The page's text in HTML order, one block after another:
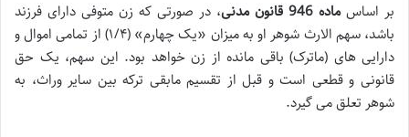
بر اساسماده 946 قانون مدنی
، در صورتی که زن متوفی دارای فرزند
باشد، سهم الارث شوهر او به میزان «یک چهارم» (۱/۴) از تمامی اموال و
دارایی های (ماترک) باقی مانده از زن خواهد بود. این سهم، یک حق
قانونی و قطعی است و قبل از تقسیم مابقی ترکه بین سایر وراث، به
شوهر تعلق می گیرد.